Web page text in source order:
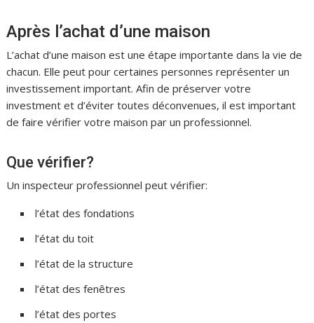
Après l’achat d’une maison
L’achat d’une maison est une étape importante dans la vie de
chacun. Elle peut pour certaines personnes représenter un
investissement important. Afin de préserver votre
investment et d’éviter toutes déconvenues, il est important
de faire vérifier votre maison par un professionnel.
Que vérifier?
Un inspecteur professionnel peut vérifier:
l’état des fondations
l’état du toit
l’état de la structure
l’état des fenêtres
l’état des portes